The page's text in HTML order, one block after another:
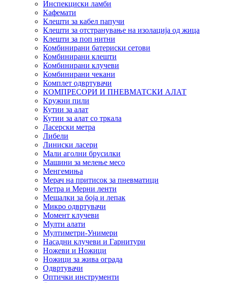
Инспекциски ламби
Кафемати
Клешти за кабел папучи
Клешти за отстранување на изолација од жица
Клешти за поп нитни
Комбинирани батериски сетови
Комбинирани клешти
Комбинирани клучеви
Комбинирани чекани
Комплет одвртувачи
КОМПРЕСОРИ И ПНЕВМАТСКИ АЛАТ
Кружни пили
Кутии за алат
Кутии за алат со тркала
Ласерски метра
Либели
Линиски ласери
Мали аголни брусилки
Машини за мелење месо
Менгемиња
Мерач на притисок за пневматици
Метра и Мерни ленти
Мешалки за боја и лепак
Микро одвртувачи
Момент клучеви
Мулти алати
Мултиметри-Унимери
Насадни клучеви и Гарнитури
Ножеви и Ножици
Ножици за жива ограда
Одвртувачи
Оптички инструменти